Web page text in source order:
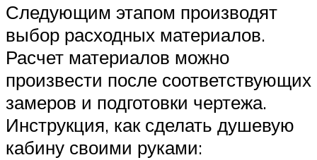
Следующим этапом производят
выбор расходных материалов.
Расчет материалов можно
произвести после соответствующих
замеров и подготовки чертежа.
Инструкция, как сделать душевую
кабину своими руками: